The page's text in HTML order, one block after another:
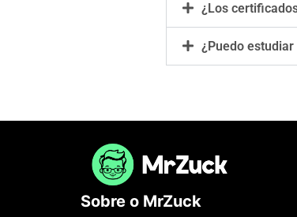
¿Los
¿Puedo
Sobre o MrZuck